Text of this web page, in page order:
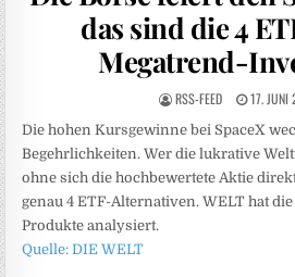
das sind die 4
Megatrend-
RSS-FEED 17. JUNI
Die hohen Kursgewinne bei SpaceX
Begehrlichkeiten. Wer die lukrative
ohne sich die hochbewertete Aktie
genau 4 ETF-Alternativen. WELT hat
Produkte analysiert.
Quelle: DIE WELT